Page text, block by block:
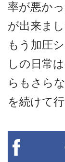
率が悪か
が出来まし
もう加圧
しの日常
らもさら
を続けて